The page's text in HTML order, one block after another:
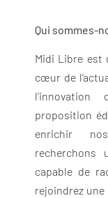
Qui sommes-
Midi Libre est
cœur de
proposition
enrichir
recherchons
capable de
rejoindrez